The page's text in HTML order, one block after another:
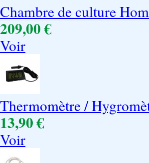
Chambre de culture
209,00 €
Voir
Thermomètre /
13,90 €
Voir